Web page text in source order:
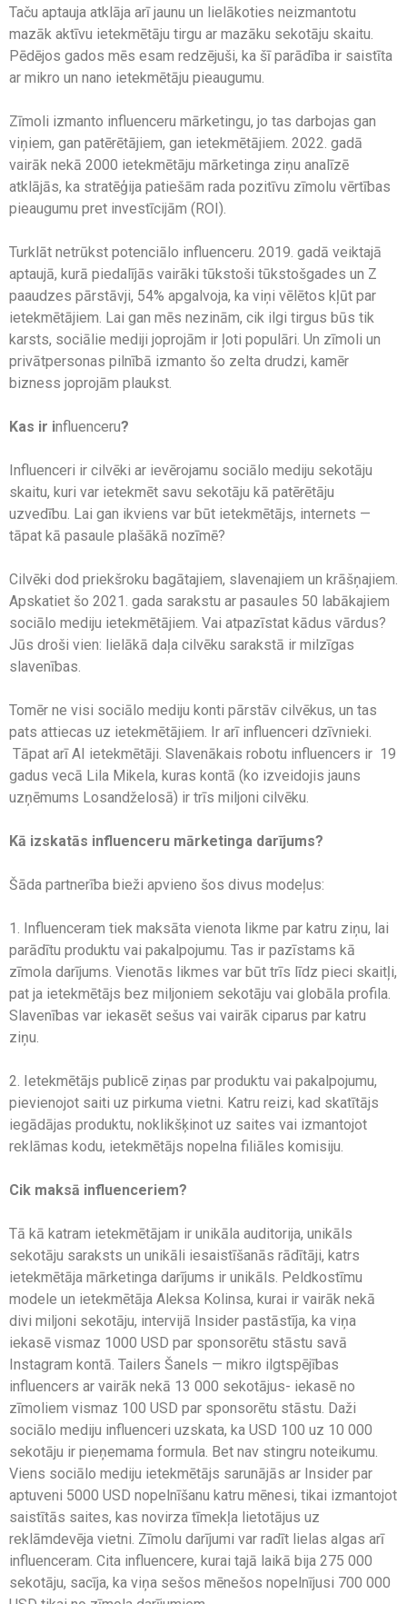
Taču aptauja atklāja arī jaunu un lielākoties neizmantotu
mazāk aktīvu ietekmētāju tirgu ar mazāku sekotāju skaitu.
Pēdējos gados mēs esam redzējuši, ka šī parādība ir saistīta
ar mikro un nano ietekmētāju pieaugumu.
Zīmoli izmanto influenceru mārketingu, jo tas darbojas gan
viņiem, gan patērētājiem, gan ietekmētājiem. 2022. gadā
vairāk nekā 2000 ietekmētāju mārketinga ziņu analīzē
atklājās, ka stratēģija patiešām rada pozitīvu zīmolu vērtības
pieaugumu pret investīcijām (ROI).
Turklāt netrūkst potenciālo influenceru. 2019. gadā veiktajā
aptaujā, kurā piedalījās vairāki tūkstoši tūkstošgades un Z
paaudzes pārstāvji, 54% apgalvoja, ka viņi vēlētos kļūt par
ietekmētājiem. Lai gan mēs nezinām, cik ilgi tirgus būs tik
karsts, sociālie mediji joprojām ir ļoti populāri. Un zīmoli un
privātpersonas pilnībā izmanto šo zelta drudzi, kamēr
bizness joprojām plaukst.
Kas ir influenceru?
Influenceri ir cilvēki ar ievērojamu sociālo mediju sekotāju
skaitu, kuri var ietekmēt savu sekotāju kā patērētāju
uzvedību. Lai gan ikviens var būt ietekmētājs, internets —
tāpat kā pasaule plašākā nozīmē?
Cilvēki dod priekšroku bagātajiem, slavenajiem un krāšņajiem.
Apskatiet šo 2021. gada sarakstu ar pasaules 50 labākajiem
sociālo mediju ietekmētājiem. Vai atpazīstat kādus vārdus?
Jūs droši vien: lielākā daļa cilvēku sarakstā ir milzīgas
slavenības.
Tomēr ne visi sociālo mediju konti pārstāv cilvēkus, un tas
pats attiecas uz ietekmētājiem. Ir arī influenceri dzīvnieki.
Tāpat arī AI ietekmētāji. Slavenākais robotu influencers ir 19
gadus vecā Lila Mikela, kuras kontā (ko izveidojis jauns
uzņēmums Losandželosā) ir trīs miljoni cilvēku.
Kā izskatās influenceru mārketinga darījums?
Šāda partnerība bieži apvieno šos divus modeļus:
1. Influenceram tiek maksāta vienota likme par katru ziņu, lai
parādītu produktu vai pakalpojumu. Tas ir pazīstams kā
zīmola darījums. Vienotās likmes var būt trīs līdz pieci skaitļi,
pat ja ietekmētājs bez miljoniem sekotāju vai globāla profila.
Slavenības var iekasēt sešus vai vairāk ciparus par katru
ziņu.
2. Ietekmētājs publicē ziņas par produktu vai pakalpojumu,
pievienojot saiti uz pirkuma vietni. Katru reizi, kad skatītājs
iegādājas produktu, noklikšķinot uz saites vai izmantojot
reklāmas kodu, ietekmētājs nopelna filiāles komisiju.
Cik maksā influenceriem?
Tā kā katram ietekmētājam ir unikāla auditorija, unikāls
sekotāju saraksts un unikāli iesaistīšanās rādītāji, katrs
ietekmētāja mārketinga darījums ir unikāls. Peldkostīmu
modele un ietekmētāja Aleksa Kolinsa, kurai ir vairāk nekā
divi miljoni sekotāju, intervijā Insider pastāstīja, ka viņa
iekasē vismaz 1000 USD par sponsorētu stāstu savā
Instagram kontā. Tailers Šanels — mikro ilgtspējības
influencers ar vairāk nekā 13 000 sekotājus- iekasē no
zīmoliem vismaz 100 USD par sponsorētu stāstu. Daži
sociālo mediju influenceri uzskata, ka USD 100 uz 10 000
sekotāju ir pieņemama formula. Bet nav stingru noteikumu.
Viens sociālo mediju ietekmētājs sarunājās ar Insider par
aptuveni 5000 USD nopelnīšanu katru mēnesi, tikai izmantojot
saistītās saites, kas novirza tīmekļa lietotājus uz
reklāmdevēja vietni. Zīmolu darījumi var radīt lielas algas arī
influenceram. Cita influencere, kurai tajā laikā bija 275 000
sekotāju, sacīja, ka viņa sešos mēnešos nopelnījusi 700 000